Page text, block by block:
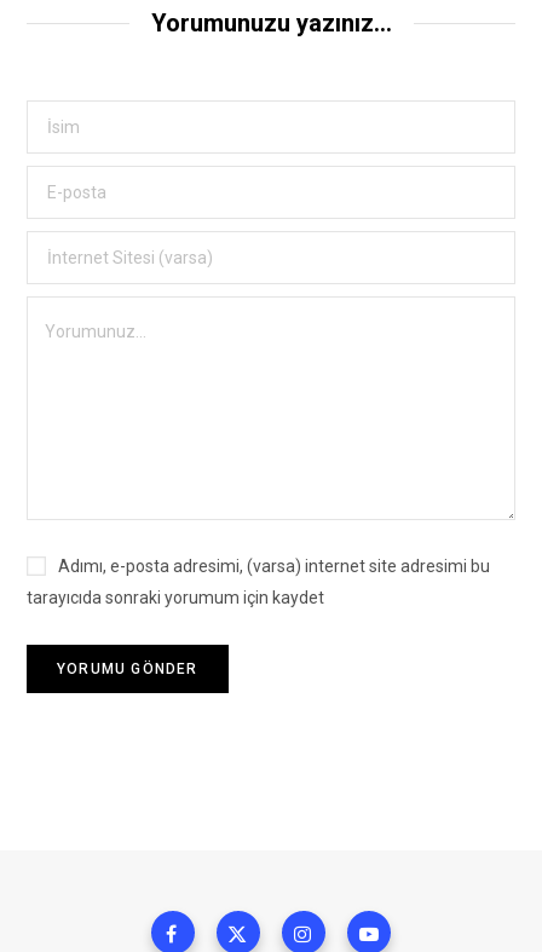
Yorumunuzu yazınız...
Adımı, e-posta adresimi, (varsa) internet site adresimi bu
tarayıcıda sonraki yorumum için kaydet